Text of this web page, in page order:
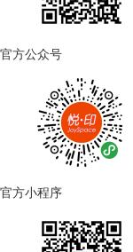
官方公众号
官方小程序